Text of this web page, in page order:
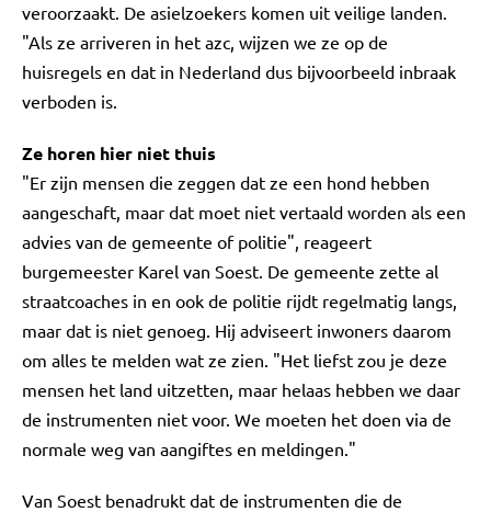
veroorzaakt. De asielzoekers komen uit veilige landen.
"Als ze arriveren in het azc, wijzen we ze op de
huisregels en dat in Nederland dus bijvoorbeeld inbraak
verboden is.
Ze horen hier niet thuis
"Er zijn mensen die zeggen dat ze een hond hebben
aangeschaft, maar dat moet niet vertaald worden als een
advies van de gemeente of politie", reageert
burgemeester Karel van Soest. De gemeente zette al
straatcoaches in en ook de politie rijdt regelmatig langs,
maar dat is niet genoeg. Hij adviseert inwoners daarom
om alles te melden wat ze zien. "Het liefst zou je deze
mensen het land uitzetten, maar helaas hebben we daar
de instrumenten niet voor. We moeten het doen via de
normale weg van aangiftes en meldingen."
Van Soest benadrukt dat de instrumenten die de